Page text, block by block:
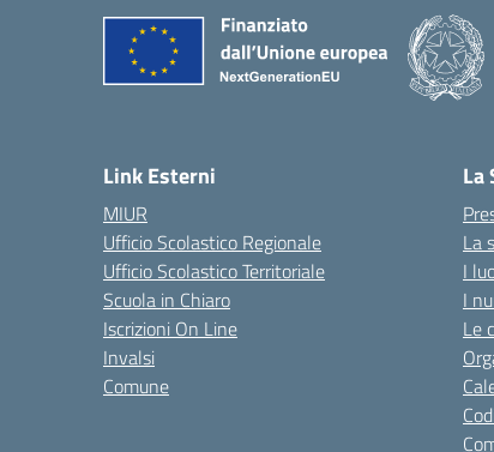
Link Esterni
MIUR
Ufficio Scolastico Regionale
Ufficio Scolastico Territoriale
Scuola in Chiaro
Iscrizioni On Line
Invalsi
Comune
La
La
I
I
Le